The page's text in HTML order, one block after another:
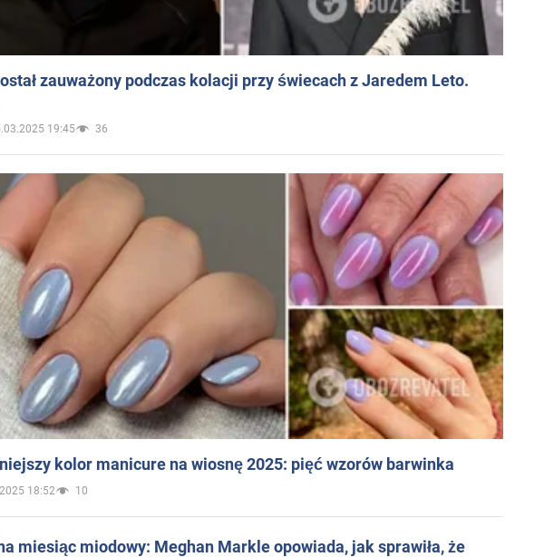
zauważony podczas kolacji przy świecach z Jaredem Leto.
19:45 36
kolor manicure na wiosnę 2025: pięć wzorów barwinka
18:52 10
miesiąc miodowy: Meghan Markle opowiada, jak sprawiła, że